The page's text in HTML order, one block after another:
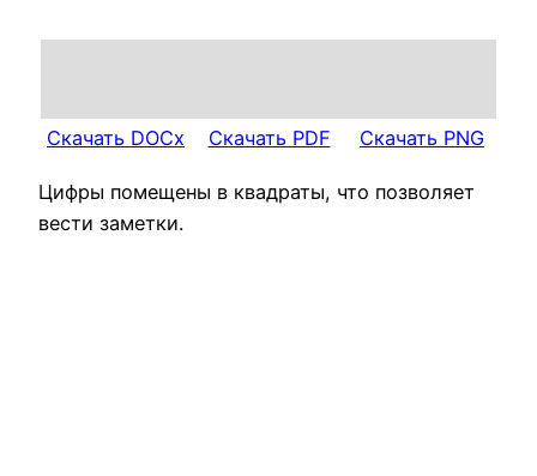
Скачать DOCx Скачать PDF Скачать PNG
Цифры помещены в квадраты, что позволяет
вести заметки.